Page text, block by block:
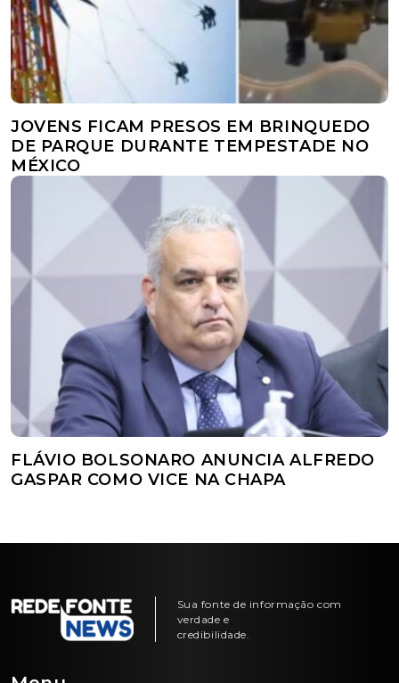
JOVENS FICAM PRESOS EM BRINQUEDO
DE PARQUE DURANTE TEMPESTADE NO
MÉXICO
FLÁVIO BOLSONARO ANUNCIA ALFREDO
GASPAR COMO VICE NA CHAPA
Sua fonte de informação com
verdade e
credibilidade.